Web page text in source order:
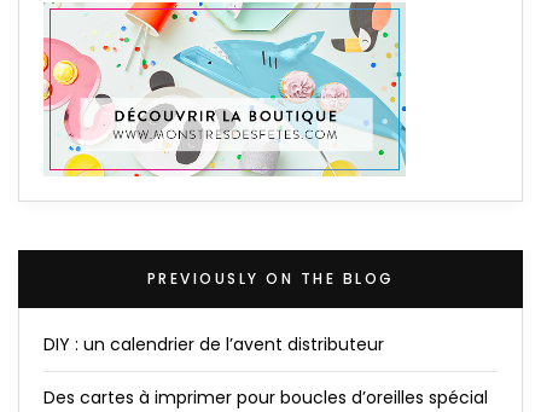
PREVIOUSLY ON THE BLOG
DIY : un calendrier de l’avent distributeur
Des cartes à imprimer pour boucles d’oreilles spécial